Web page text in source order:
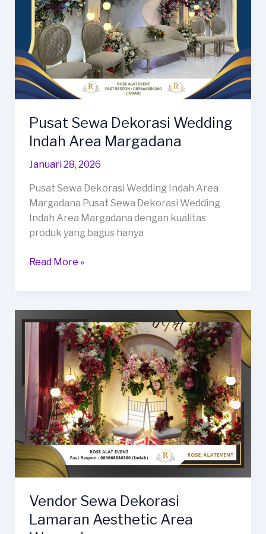
Pusat Sewa Dekorasi Wedding
Indah Area Margadana
Januari 28, 2026
Pusat Sewa Dekorasi Wedding Indah Area
Margadana Pusat Sewa Dekorasi Wedding
Indah Area Margadana dengan kualitas
produk yang bagus hanya
Pusat
Indah
Area
Margadana
Read More »
Vendor Sewa Dekorasi
Lamaran Aesthetic Area